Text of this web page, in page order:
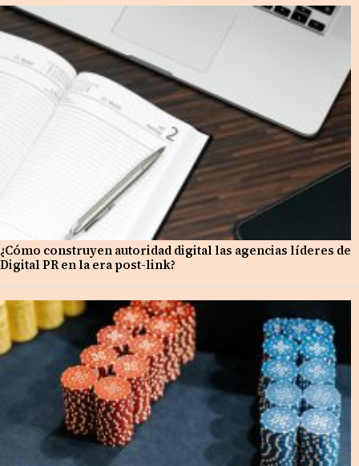
¿Cómo construyen autoridad digital las agencias líderes de
Digital PR en la era post-link?